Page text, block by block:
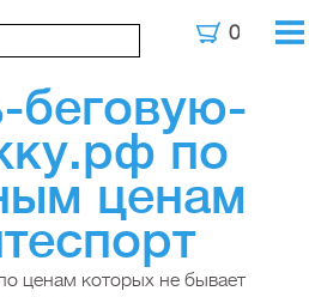
беговую-
по
ценам
ценам которых не бывает